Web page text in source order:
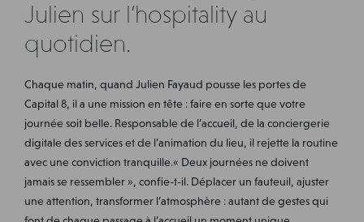
Julien sur l’hospitality au
quotidien.
Chaque matin, quand Julien Fayaud pousse les portes de
Capital 8, il a une mission en tête : faire en sorte que votre
journée soit belle. Responsable de l’accueil, de la conciergerie
digitaledes serviceset de l’animation du lieu, il rejette la routine
avec une conviction tranquille.« Deux journées ne doivent
jamais se ressembler », confie-t-il. Déplacer un fauteuil, ajuster
une attention, transformer l’atmosphère : autant de gestes qui